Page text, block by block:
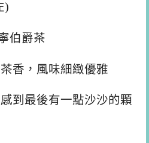
)
伯爵茶
香，風味細緻優雅
到最後有一點沙沙的顆